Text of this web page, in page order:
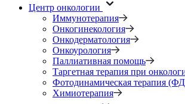
Центр онкологии
Иммунотерапия
Онкогинекология
Онкодерматология
Онкоурология
Паллиативная помощь
Таргетная терапия при
Фотодинамическая терапия
Химиотерапия